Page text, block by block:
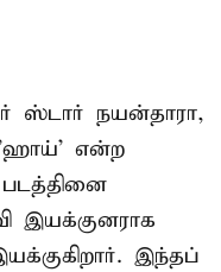
ஸ்டார் நயன்தாரா,
'ஹாய்' என்ற
இயக்குனராக
இந்தப்